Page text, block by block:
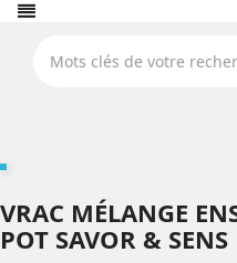
VRAC MÉLANGE
POT SAVOR & SENS